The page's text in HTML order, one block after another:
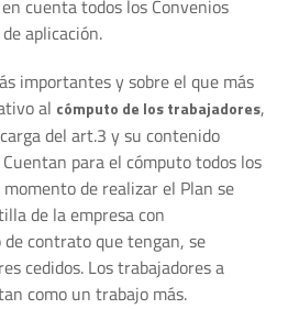
cuenta todos los Convenios
aplicación.
importantes y sobre el que más
al cómputo de los trabajadores,
del art.3 y su contenido
para el cómputo todos los
de realizar el Plan se
de la empresa con
contrato que tengan, se
cedidos. Los trabajadores a
como un trabajo más.